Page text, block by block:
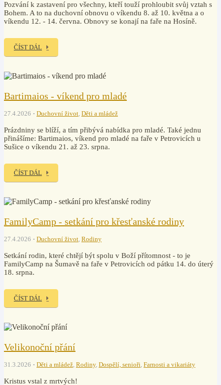
Pozvání k zastavení pro všechny, kteří touží prohloubit svůj vztah s
Bohem. A to na duchovní obnovu o víkendu 8. až 10. května a o
víkendu 12. - 14. června. Obnovy se konají na faře na Hosíně.
ČÍST DÁL
Bartimaios - víkend pro mladé
27.4.2026 Duchovní život, Děti a mládež
Prázdniny se blíží, a tím přibývá nabídka pro mladé. Také jednu
přinášíme: Bartimaios, víkend pro mladé na faře v Petrovicích u
Sušice o víkendu 21. až 23. srpna.
ČÍST DÁL
FamilyCamp - setkání pro křesťanské rodiny
27.4.2026 Duchovní život, Rodiny
Setkání rodin, které chtějí být spolu v Boží přítomnost - to je
FamilyCamp na Šumavě na faře v Petrovicích od pátku 14. do úterý
18. srpna.
ČÍST DÁL
Velikonoční přání
31.3.2026 Děti a mládež, Rodiny, Dospělí, senioři, Farnosti a vikariáty
Kristus vstal z mrtvých!